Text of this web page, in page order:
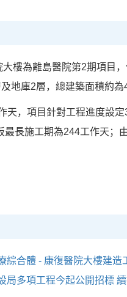
樓為離島醫院第2期項目
地庫2層，總建築面積約
天，項目針對工程進度設
最長施工期為244工作天；
綜合體 - 康復醫院大樓建造
局多項工程今起公開招標